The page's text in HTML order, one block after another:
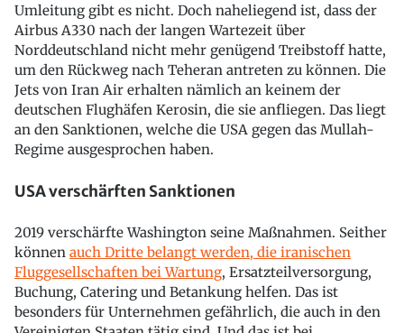
Umleitung gibt es nicht. Doch naheliegend ist, dass der
Airbus A330 nach der langen Wartezeit über
Norddeutschland nicht mehr genügend Treibstoff hatte,
um den Rückweg nach Teheran antreten zu können. Die
Jets von Iran Air erhalten nämlich an keinem der
deutschen Flughäfen Kerosin, die sie anfliegen. Das liegt
an den Sanktionen, welche die USA gegen das Mullah-
Regime ausgesprochen haben.
USA verschärften Sanktionen
2019 verschärfte Washington seine Maßnahmen. Seither
können auch Dritte belangt werden, die iranischen
Fluggesellschaften bei Wartung, Ersatzteilversorgung,
Buchung, Catering und Betankung helfen. Das ist
besonders für Unternehmen gefährlich, die auch in den